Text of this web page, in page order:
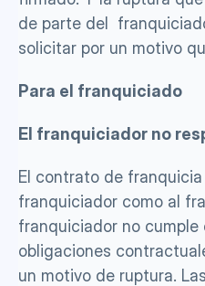
de parte del
solicitar por un motivo
Para el franquiciado
El franquiciador no
El contrato de
franquiciador como al
franquiciador no cumple
obligaciones
un motivo de ruptura.